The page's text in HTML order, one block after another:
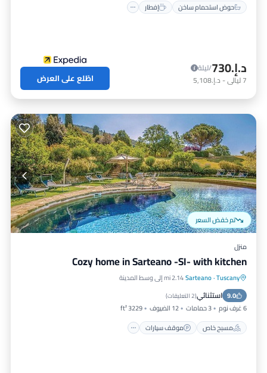
حوض استحمام ساخن
إفطار
د.إ.‏730
/ليلة
7ليالي- د.إ.‏5,108 اطّلع على العرض
تم خفض السعر
منزل
Cozy home in Sarteano -SI- with kitchen
Tuscany
·
Sarteano2.14 mi إلى وسط المدينة
9.0 استثنائي(2 التعليقات )
6 غرف نوم 3 حمامات 12 الضيوف
3229 ft²
مسبح خاص
موقف سيارات
مسبح خاص موقف سيارات
شرفة / تراس